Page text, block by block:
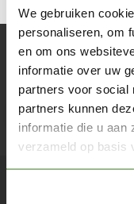
We gebruiken
personaliseren, om
en om ons
informatie over uw
partners voor social
partners kunnen
informatie die u aan
verzameld op basis
Abonneer
Blijf op de